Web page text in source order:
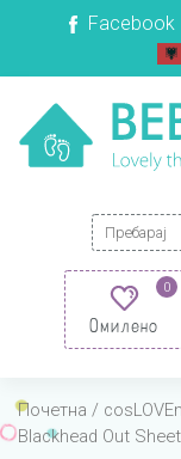
Facebook
Search for:
0
Омилено
Почетна /
Blackhead Out